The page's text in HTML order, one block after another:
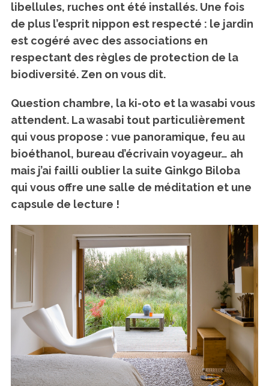
libellules, ruches ont été installés. Une fois
de plus l’esprit nippon est respecté : le jardin
est cogéré avec des associations en
respectant des règles de protection de la
biodiversité. Zen on vous dit.
Question chambre, la ki-oto et la wasabi vous
attendent. La wasabi tout particulièrement
qui vous propose : vue panoramique, feu au
bioéthanol, bureau d’écrivain voyageur… ah
mais j’ai failli oublier la suite Ginkgo Biloba
qui vous offre une salle de méditation et une
capsule de lecture !